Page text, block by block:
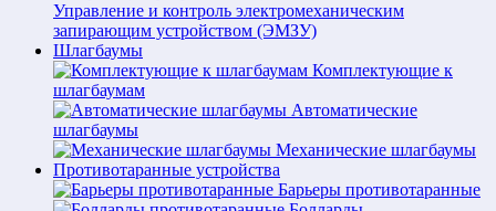
Управление и контроль электромеханическим
запирающим устройством (ЭМЗУ)
Шлагбаумы
Комплектующие к
шлагбаумам
Автоматические
шлагбаумы
Механические шлагбаумы
Противотаранные устройства
Барьеры противотаранные